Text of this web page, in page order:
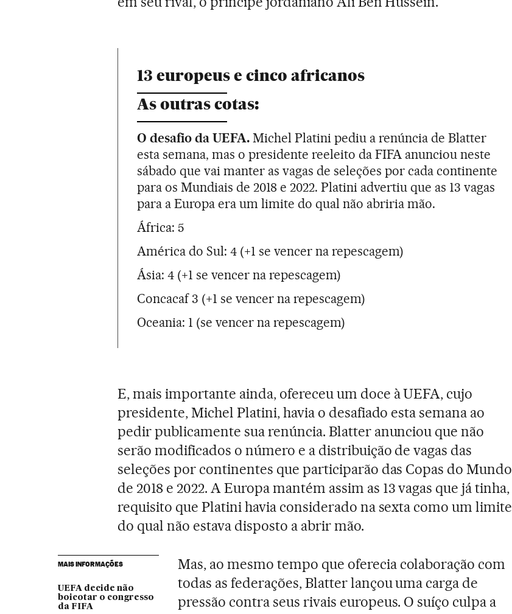
13 europeus e cinco africanos
As outras cotas:
O desafio da UEFA.Michel Platini pediu a renúncia de Blatter
esta semana, mas o presidente reeleito da FIFA anunciou neste
sábado que vai manter as vagas de seleções por cada continente
para os Mundiais de 2018 e 2022. Platini advertiu que as 13 vagas
para a Europa era um limite do qual não abriria mão.
África: 5
América do Sul: 4 (+1 se vencer na repescagem)
Ásia: 4 (+1 se vencer na repescagem)
Concacaf 3 (+1 se vencer na repescagem)
Oceania: 1 (se vencer na repescagem)
E, mais importante ainda, ofereceu um doce à UEFA, cujo
presidente, Michel Platini, havia o desafiado esta semana ao
pedir publicamente sua renúncia. Blatter anunciou que não
serão modificados o número e a distribuição de vagas das
seleções por continentes que participarão das Copas do Mundo
de 2018 e 2022. A Europa mantém assim as 13 vagas que já tinha,
requisito que Platini havia considerado na sexta como um limite
do qual não estava disposto a abrir mão.
MAIS INFORMAÇÕES
UEFA decide não
boicotar o congresso
da FIFA
Mas, ao mesmo tempo que oferecia colaboração com
todas as federações, Blatter lançou uma carga de
pressão contra seus rivais europeus. O suíço culpa a